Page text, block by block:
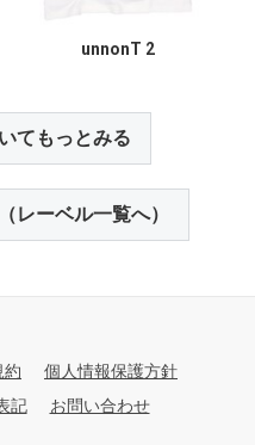
unnonT 2
てもっとみる
レーベル一覧へ）
約
個人情報保護方針
記
お問い合わせ